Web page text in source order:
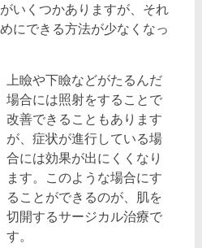
いくつかありますが、それ
にできる方法が少なくなっ
上瞼や下瞼などがたるんだ
場合には照射をすることで
改善できることもあります
が、症状が進行している場
合には効果が出にくくなり
ます。このような場合にす
ることができるのが、肌を
切開するサージカル治療で
す。